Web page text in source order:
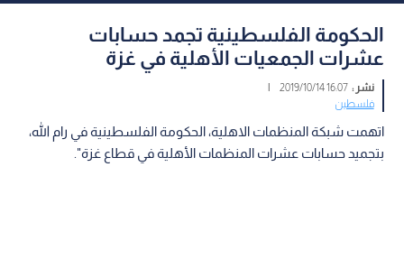
الحكومة الفلسطينية تجمد حسابات
عشرات الجمعيات الأهلية في غزة
نشر :16:07 2019/10/14
|
فلسطين
اتهمت شبكة المنظمات الاهلية، الحكومة الفلسطينية في رام الله،
بتجميد حسابات عشرات المنظمات الأهلية في قطاع غزة".